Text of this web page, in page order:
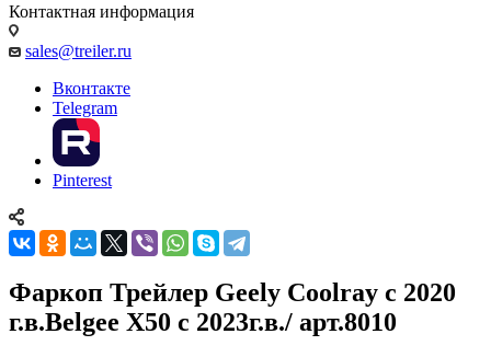
Контактная информация
sales@treiler.ru
Вконтакте
Telegram
Pinterest
Фаркоп Трейлер Geely Coolray c 2020
г.в.Belgee X50 с 2023г.в./ арт.8010